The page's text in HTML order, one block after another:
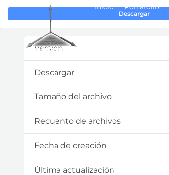
Inicio Portafolio
Descargar
Versión
Descargar
Tamaño del archivo
Recuento de archivos
Fecha de creación
Última actualización